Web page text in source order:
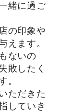
緒に過ご
の印象や
えます。
ないの
敗したく
。
ただきた
していき